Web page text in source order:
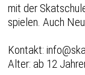
mit der
spielen. Auch
Kontakt:
Alter: ab 12